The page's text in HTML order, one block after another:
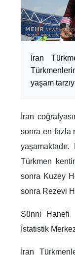
İran
yaşam
İran
sonra en fazla
Türkmen
sonra Kuzey
sonra Rezevi
Sünni Hanefi
İstatistik
İran